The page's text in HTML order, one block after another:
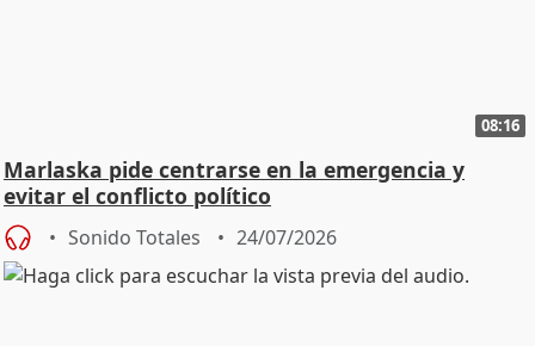
08:16
Marlaska pide centrarse en la emergencia y
evitar el conflicto político
Sonido Totales 24/07/2026